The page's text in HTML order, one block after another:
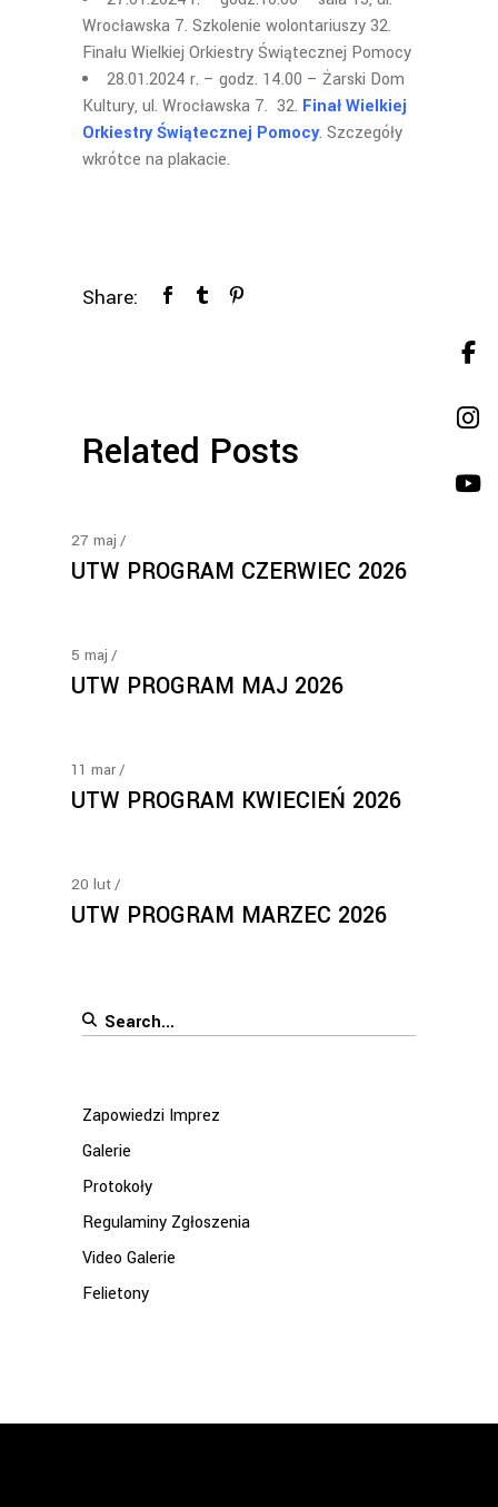
Wrocławska 7. Szkolenie wolontariuszy 32.
Finału Wielkiej Orkiestry Świątecznej Pomocy
28.01.2024 r. – godz. 14.00 – Żarski Dom
Kultury, ul. Wrocławska 7. 32. Finał Wielkiej
Orkiestry Świątecznej Pomocy. Szczegóły
wkrótce na plakacie.
Share:
Related Posts
27 maj
UTW PROGRAM CZERWIEC 2026
5 maj
UTW PROGRAM MAJ 2026
11 mar
UTW PROGRAM KWIECIEŃ 2026
20 lut
UTW PROGRAM MARZEC 2026
Search
Zapowiedzi Imprez
Galerie
Protokoły
Regulaminy Zgłoszenia
Video Galerie
Felietony